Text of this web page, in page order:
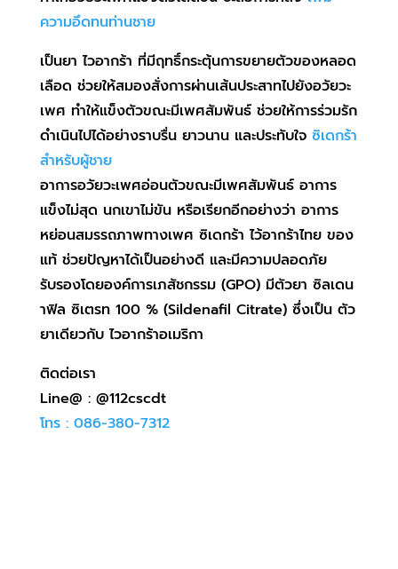
ความอึดทนท่านชาย
เป็นยา ไวอากร้า ที่มีฤทธิ์กระตุ้นการขยายตัวของหลอด
เลือด ช่วยให้สมองสั่งการผ่านเส้นประสาทไปยังอวัยวะ
เพศ ทำให้แข็งตัวขณะมีเพศสัมพันธ์ ช่วยให้การร่วมรัก
ดำเนินไปได้อย่างราบรื่น ยาวนาน และประทับใจ ซิเดกร้า
สำหรับผู้ชาย
อาการอวัยวะเพศอ่อนตัวขณะมีเพศสัมพันธ์ อาการ
แข็งไม่สุด นกเขาไม่ขัน หรือเรียกอีกอย่างว่า อาการ
หย่อนสมรรถภาพทางเพศ ซิเดกร้า ไว้อากร้าไทย ของ
แท้ ช่วยปัญหาได้เป็นอย่างดี และมีความปลอดภัย
รับรองโดยองค์การเภสัชกรรม (GPO) มีตัวยา ซิลเดน
าฟิล ซิเตรท 100 % (Sildenafil Citrate) ซึ่งเป็น ตัว
ยาเดียวกับ ไวอากร้าอเมริกา
ติดต่อเรา
Line@ : @112cscdt
โทร : 086-380-7312